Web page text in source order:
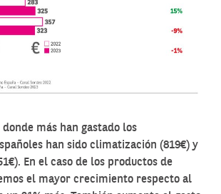
donde más han gastado los
han sido climatización (819€) y
En el caso de los productos de
el mayor crecimiento respecto al